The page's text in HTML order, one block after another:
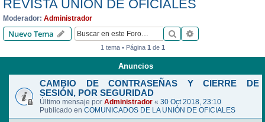
r
REVISTA UNIÓN DE OFICIALES
Moderador: Administrador
Nuevo Tema Buscar
1 tema • Página 1de 1
Anuncios
CAMBIO DE CONTRASEÑAS Y CIERRE DE
SESIÓN, POR SEGURIDAD
Último mensaje por Administrador « 30 Oct 2018, 23:10
Publicado en COMUNICADOS DE LA UNIÓN DE OFICIALES